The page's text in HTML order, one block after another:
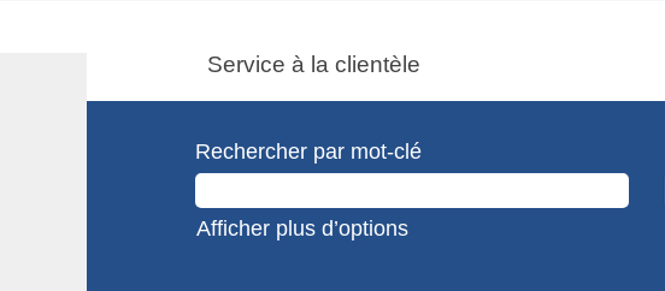
Service à la clientèle
Rechercher par mot-clé
Afficher plus d’options